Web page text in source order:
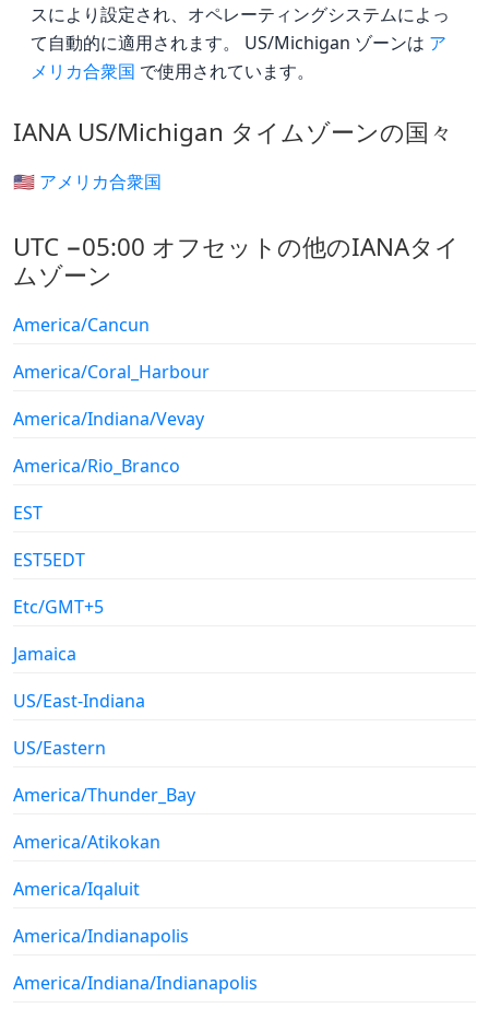
スにより設定され、オペレーティングシステムによっ
て自動的に適用されます。 US/Michigan ゾーンは ア
メリカ合衆国 で使用されています。
IANA US/Michigan タイムゾーンの国々
🇺🇸 アメリカ合衆国
UTC −05:00 オフセットの他のIANAタイ
ムゾーン
America/Cancun
America/Coral_Harbour
America/Indiana/Vevay
America/Rio_Branco
EST
EST5EDT
Etc/GMT+5
Jamaica
US/East-Indiana
US/Eastern
America/Thunder_Bay
America/Atikokan
America/Iqaluit
America/Indianapolis
America/Indiana/Indianapolis